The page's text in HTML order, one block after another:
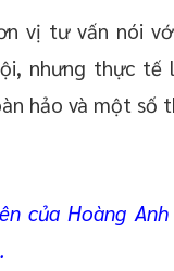
vị tư vấn nói
nhưng thực tế
hảo và một số
của Hoàng